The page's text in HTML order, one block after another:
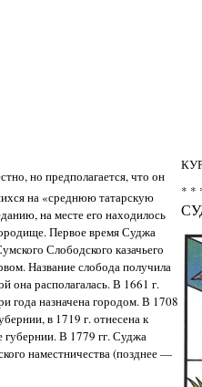
но предполагается, что он
на «среднюю татарскую
на месте его находилось
Первое время Суджа
Слободского казачьего
Название слобода получила
она располагалась. В 1661 г.
года назначена городом. В 1708
в 1719 г. отнесена к
губернии. В 1779 гг. Суджа
наместничества (позднее —
* *